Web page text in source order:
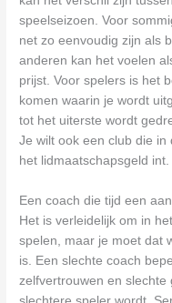
speelseizoen. Voor
net zo eenvoudig zijn als
anderen kan het voelen
prijst. Voor spelers is het
komen waarin je wordt
tot het uiterste wordt
Je wilt ook een club die
het lidmaatschapsgeld int.
Een coach die tijd een
Het is verleidelijk om in
spelen, maar je moet dat
is. Een slechte coach
zelfvertrouwen en